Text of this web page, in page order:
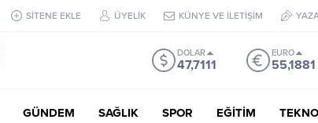
SİTENE EKLE ÜYELİK KÜNYE VE İLETİŞİM
DOLAR
47,7111
EURO
55,1881
GÜNDEM SAĞLIK SPOR EĞİTİM